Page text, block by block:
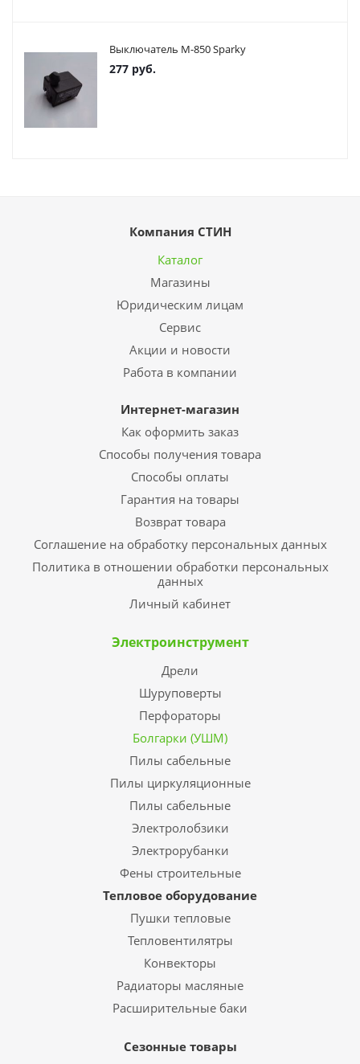
Выключатель М-850 Sparky
277 руб.
Компания СТИН
Каталог
Магазины
Юридическим лицам
Сервис
Акции и новости
Работа в компании
Интернет-магазин
Как оформить заказ
Способы получения товара
Способы оплаты
Гарантия на товары
Возврат товара
Соглашение на обработку персональных данных
Политика в отношении обработки персональных
данных
Личный кабинет
Электроинструмент
Дрели
Шуруповерты
Перфораторы
Болгарки (УШМ)
Пилы сабельные
Пилы циркуляционные
Пилы сабельные
Электролобзики
Электрорубанки
Фены строительные
Тепловое оборудование
Пушки тепловые
Тепловентилятры
Конвекторы
Радиаторы масляные
Расширительные баки
Сезонные товары